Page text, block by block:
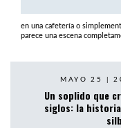
en una cafetería o
parece una escena
MAYO 25 |
Un soplido que
siglos: la